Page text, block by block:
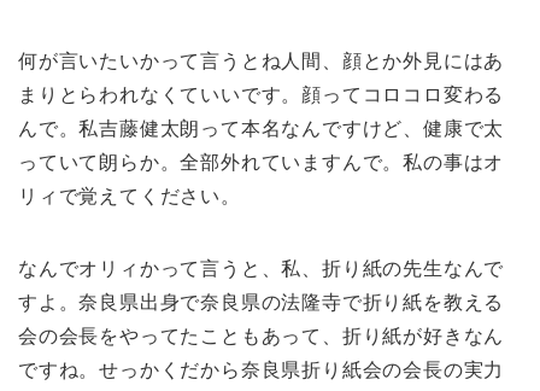
何が言いたいかって言うとね人間、顔とか外見にはあ
まりとらわれなくていいです。顔ってコロコロ変わる
んで。私吉藤健太朗って本名なんですけど、健康で太
っていて朗らか。全部外れていますんで。私の事はオ
リィで覚えてください。
なんでオリィかって言うと、私、折り紙の先生なんで
すよ。奈良県出身で奈良県の法隆寺で折り紙を教える
会の会長をやってたこともあって、折り紙が好きなん
ですね。せっかくだから奈良県折り紙会の会長の実力